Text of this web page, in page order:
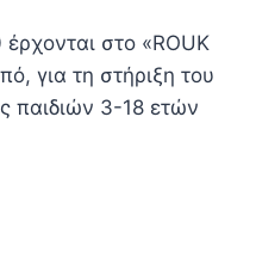
στο «ROUK
για τη στήριξη του
παιδιών 3-18 ετών